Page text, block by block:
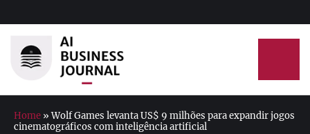
Home »Wolf Games levanta US$ 9 milhões para expandir jogos
cinematográficos com inteligência artificial